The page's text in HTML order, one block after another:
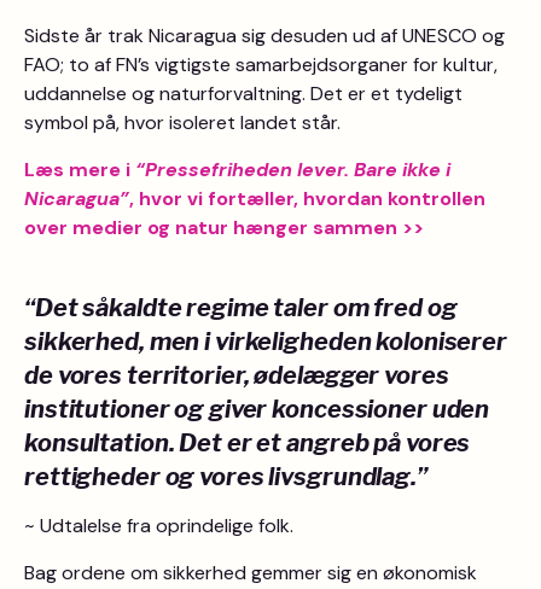
Sidste år trak Nicaragua sig desuden ud af UNESCO og
FAO; to af FN’s vigtigste samarbejdsorganer for kultur,
uddannelse og naturforvaltning. Det er et tydeligt
symbol på, hvor isoleret landet står.
Læs mere i “Pressefriheden lever. Bare ikke i
Nicaragua”, hvor vi fortæller, hvordan kontrollen
over medier og natur hænger sammen >>
“Det såkaldte regime taler om fred og
sikkerhed, men i virkeligheden koloniserer
de vores territorier, ødelægger vores
institutioner og giver koncessioner uden
konsultation. Det er et angreb på vores
rettigheder og vores livsgrundlag.”
~ Udtalelse fra oprindelige folk.
Bag ordene om sikkerhed gemmer sig en økonomisk